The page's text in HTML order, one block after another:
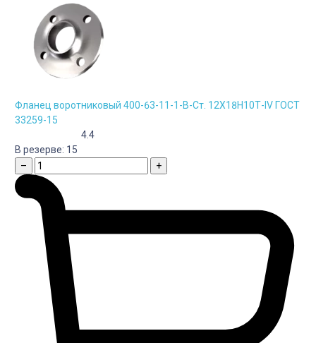
Фланец воротниковый 400-63-11-1-B-Cт. 12Х18Н10Т-IV ГОСТ
33259-15
4.4
В резерве: 15
–
+